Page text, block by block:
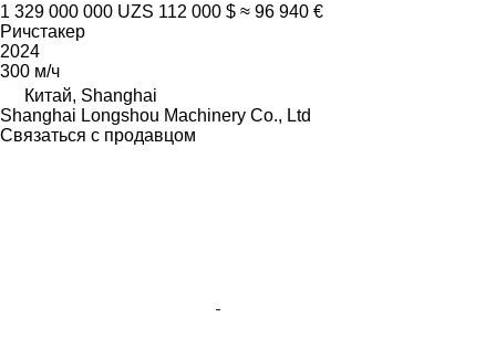
1 329 000 000 UZS 112 000 $ ≈ 96 940 €
Ричстакер
2024
300 м/ч
Китай, Shanghai
Shanghai Longshou Machinery Co., Ltd
Связаться с продавцом